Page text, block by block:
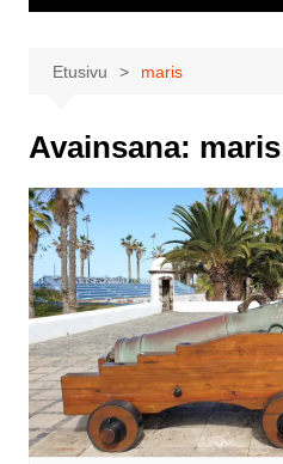
Etusivu maris
Avainsana: maris